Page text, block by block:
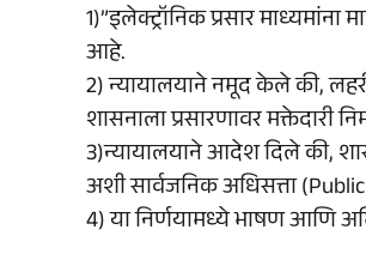
1)”इलेक्ट्रॉनिक प्रसार
आहे.
2) न्यायालयाने नमूद केले की,
शासनाला प्रसारणावर मक्तेदारी
3)न्यायालयाने आदेश दिले की,
अशी सार्वजनिक अधिसत्ता
4) या निर्णयामध्ये भाषण आणि